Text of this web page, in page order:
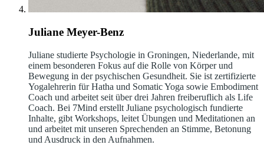
Juliane Meyer-Benz
Juliane studierte Psychologie in Groningen, Niederlande, mit
einem besonderen Fokus auf die Rolle von Körper und
Bewegung in der psychischen Gesundheit. Sie ist zertifizierte
Yogalehrerin für Hatha und Somatic Yoga sowie Embodiment
Coach und arbeitet seit über drei Jahren freiberuflich als Life
Coach. Bei 7Mind erstellt Juliane psychologisch fundierte
Inhalte, gibt Workshops, leitet Übungen und Meditationen an
und arbeitet mit unseren Sprechenden an Stimme, Betonung
und Ausdruck in den Aufnahmen.